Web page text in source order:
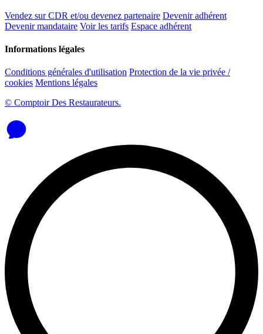
Vendez sur CDR et/ou devenez partenaire Devenir adhérent
Devenir mandataire Voir les tarifs Espace adhérent
Informations légales
Conditions générales d'utilisation Protection de la vie privée /
cookies Mentions légales
© Comptoir Des Restaurateurs.